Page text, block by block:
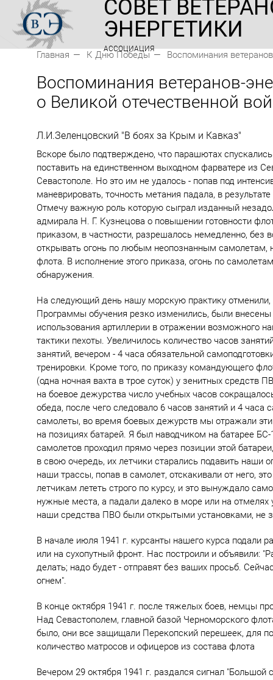
СОВЕТ
ЭНЕРГЕТИКИ
АССОЦИАЦИЯ
Главная К Дню Победы Воспоминания
Воспоминания ветеранов-
о Великой отечественной
Л.И.Зеленцовский "В боях за Крым и Кавказ"
Вскоре было подтверждено, что парашютах
поставить на единственном выходном фарватере из
Севастополе. Но это им не удалось - попав под
маневрировать, точность метания падала, в
Отмечу важную роль которую сыграл изданный
адмирала Н. Г. Кузнецова о повышении готовности
приказом, в частности, разрешалось немедленно, без
открывать огонь по любым неопознанным
флота. В исполнение этого приказа, огонь по
обнаружения.
На следующий день нашу морскую практику
Программы обучения резко изменились, были внесены
использования артиллерии в отражении возможного
тактики пехоты. Увеличилось количество часов
занятий, вечером - 4 часа обязательной
тренировки. Кроме того, по приказу командующего
(одна ночная вахта в трое суток) у зенитных средств
на боевое дежурства число учебных часов
обеда, после чего следовало 6 часов занятий и 4
самолеты, во время боевых дежурств мы отражали
на позициях батарей. Я был наводчиком на батарее
самолетов проходил прямо через позиции этой
в свою очередь, их летчики старались подавить
наши трассы, попав в самолет, отскакивали от него,
летчикам лететь строго по курсу, и это вынуждало
нужные места, а падали далеко в море или на
наши средства ПВО были открытыми установками, не
В начале июля 1941 г. курсанты нашего курса подали
или на сухопутный фронт. Нас построили и объявили:
делать; надо будет - отправят без ваших просьб.
огнем".
В конце октября 1941 г. после тяжелых боев, немцы
Над Севастополем, главной базой Черноморского
было, они все защищали Перекопский перешеек, для
количество матросов и офицеров из состава флота
Вечером 29 октября 1941 г. раздался сигнал